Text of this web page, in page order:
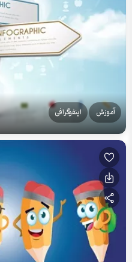
آموزش اینفوگرافی